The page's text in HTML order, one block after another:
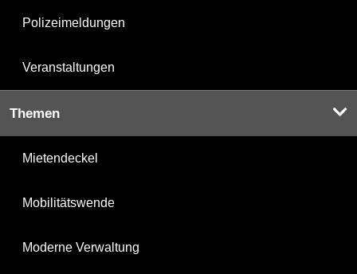
Polizeimeldungen
Veranstaltungen
Themen
Mietendeckel
Mobilitätswende
Moderne Verwaltung